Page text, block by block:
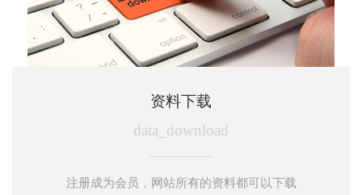
资料下载
data_download
注册成为会员，网站所有的资料都可以下载